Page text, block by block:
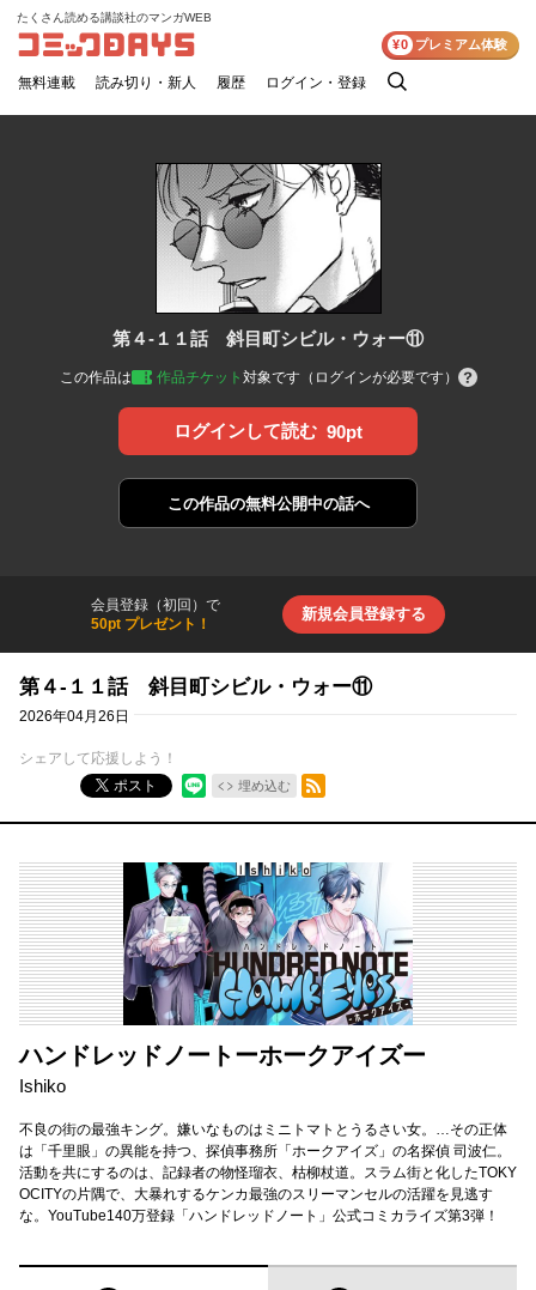
コミックDAYS
たくさん読める講談社のマンガWEB
無料連載 読み切り・新人 履歴 ログイン・登録
検
¥0 プレミアム体験
第４-１１話 斜目町シビル・ウォー⑪
この作品は 作品チケット 対象です（ログインが必要です）
ログインして読む 90pt
この作品の無料公開中の話へ
会員登録（初回）で
50pt プレゼント！
新規会員登録する
第４-１１話 斜目町シビル・ウォー⑪
2026年04月26日
シェアして応援しよう！
ポスト
埋め込む
RSSフィード
ハンドレッドノートーホークアイズー
Ishiko
不良の街の最強キング。嫌いなものはミニトマトとうるさい女。…その正体
は「千里眼」の異能を持つ、探偵事務所「ホークアイズ」の名探偵 司波仁。
活動を共にするのは、記録者の物怪瑠衣、枯柳杖道。スラム街と化したTOKY
OCITYの片隅で、大暴れするケンカ最強のスリーマンセルの活躍を見逃す
な。YouTube140万登録「ハンドレッドノート」公式コミカライズ第3弾！